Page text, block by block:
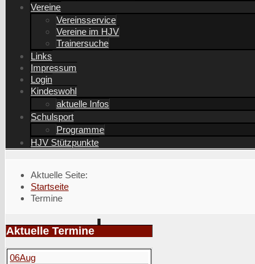
Vereine
Vereinsservice
Vereine im HJV
Trainersuche
Links
Impressum
Login
Kindeswohl
aktuelle Infos
Schulsport
Programme
HJV Stützpunkte
Aktuelle Seite:
Startseite
Termine
Aktuelle Termine
06Aug